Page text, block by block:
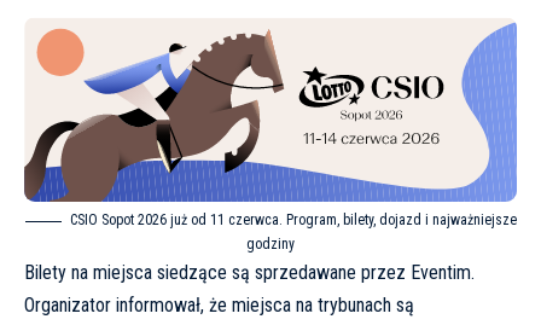
CSIO Sopot 2026 już od 11 czerwca. Program, bilety, dojazd i najważniejsze
godziny
Bilety na miejsca siedzące są sprzedawane przez Eventim.
Organizator informował, że miejsca na trybunach są